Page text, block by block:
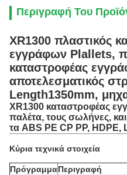
Περιγραφή Του
XR1300 πλαστικός
εγγράφων Plallets,
καταστροφέας
αποτελεσματικός
Length1350mm,
XR1300 καταστροφέας
παλέτα, τους σωλήνες,
τα ABS PE CP PP, HDPE,
Κύρια τεχνικά στοιχεία
ΠρόγραμμαΠεριγραφή